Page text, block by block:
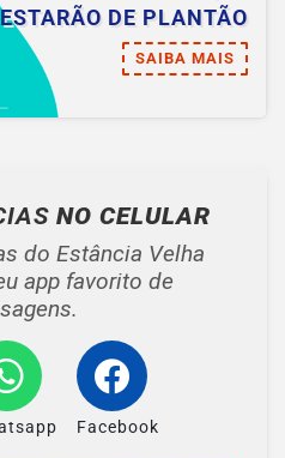
ESTARÃO DE PLANTÃO
SAIBA MAIS
NO CELULAR
do Estância Velha
app favorito de
Facebook